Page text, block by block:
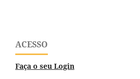
ACESSO
Faça o seu Login